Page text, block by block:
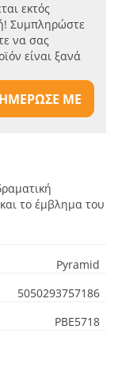
εκτός
Συμπληρώστε
να σας
είναι ξανά
ΜΕ
το έμβλημα του
Pyramid
5050293757186
PBE5718